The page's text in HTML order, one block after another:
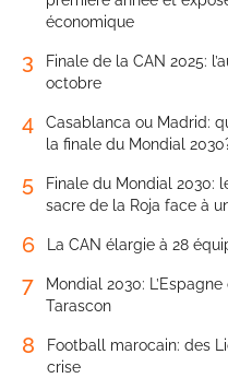
économique
3
Finale de la CAN 2025:
octobre
4
Casablanca ou Madrid:
la finale du Mondial
5
Finale du Mondial 2030:
sacre de la Roja face à
6 La CAN élargie à 28
7
Mondial 2030:
Tarascon
8
Football marocain: des
crise